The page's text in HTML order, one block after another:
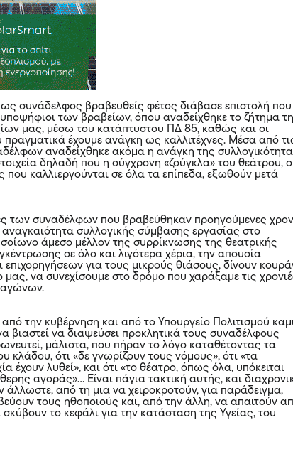
συνάδελφος βραβευθείς φέτος διάβασε επιστολή που
των βραβείων, όπου αναδείχθηκε το ζήτημα
μας, μέσω του κατάπτυστου ΠΔ 85, καθώς και οι
έχουμε ανάγκη ως καλλιτέχνες. Μέσα από
αναδείχθηκε ακόμα η ανάγκη της
δηλαδή που η σύγχρονη «ζούγκλα» του θεάτρου,
που καλλιεργούνται σε όλα τα επίπεδα, εξωθούν μετά
των συναδέλφων που βραβεύθηκαν προηγούμενες
συλλογικής σύμβασης εργασίας στο
άμεσο μέλλον της συρρίκνωσης της θεατρικής
σε όλο και λιγότερα χέρια, την απουσία
επιχορηγήσεων για τους μικρούς θιάσους, δίνουν
μας, να συνεχίσουμε στο δρόμο που χαράξαμε τις
αγώνων.
την κυβέρνηση και από το Υπουργείο Πολιτισμού
βιαστεί να διαψεύσει προκλητικά τους συναδέλφους
μάλιστα, που πήραν το λόγο καταθέτοντας τα
κλάδου, ότι «δε γνωρίζουν τους νόμους», ότι «τα
έχουν λυθεί», και ότι «το θέατρο, όπως όλα, υπόκειται
αγοράς»… Είναι πάγια τακτική αυτής, και
από τη μια να χειροκροτούν, για παράδειγμα,
τους ηθοποιούς και, από την άλλη, να απαιτούν
το κεφάλι για την κατάσταση της Υγείας, του